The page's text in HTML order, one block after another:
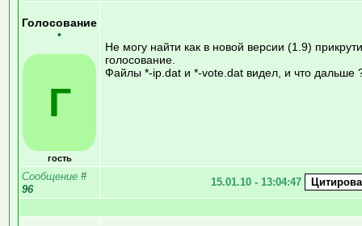
Голосование
•
Г
гость
Не могу найти как в новой версии (1.9)
голосование.
Файлы *-ip.dat и *-vote.dat видел, и что дальше
Сообщение #
96
15.01.10 - 13:04:47